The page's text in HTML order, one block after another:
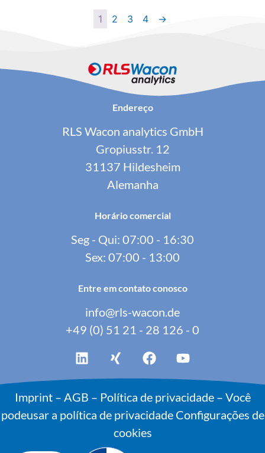
autocalibrável, valor limite livremente programável
1
2 3 4 →
Endereço
RLS Wacon analytics GmbH
Gropiusstr. 12
31137 Hildesheim
Alemanha
Horário comercial
Seg - Qui: 07:00 - 16:30
Sex: 07:00 - 13:00
Entre em contato conosco
info@rls-wacon.de
+49 (0) 51 21 - 28 126 - 0
Imprint– AGB – Política de privacidade – Você
podeusar a política de privacidade Configurações de
cookies